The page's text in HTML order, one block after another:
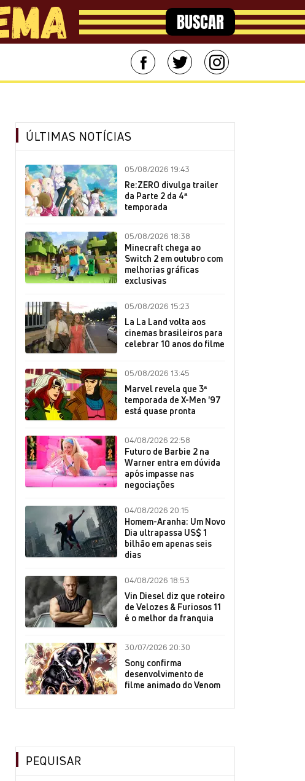
BUSCAR
ÚLTIMAS NOTÍCIAS
05/08/2026 19:43
Re:ZERO divulga trailer
da Parte 2 da 4ª
temporada
05/08/2026 18:38
Minecraft chega ao
Switch 2 em outubro com
melhorias gráficas
exclusivas
05/08/2026 15:23
La La Land volta aos
cinemas brasileiros para
celebrar 10 anos do filme
05/08/2026 13:45
Marvel revela que 3ª
temporada de X-Men '97
está quase pronta
04/08/2026 22:58
Futuro de Barbie 2 na
Warner entra em dúvida
após impasse nas
negociações
04/08/2026 20:15
Homem-Aranha: Um Novo
Dia ultrapassa US$ 1
bilhão em apenas seis
dias
04/08/2026 18:53
Vin Diesel diz que roteiro
de Velozes & Furiosos 11
é o melhor da franquia
30/07/2026 20:30
Sony confirma
desenvolvimento de
filme animado do Venom
PEQUISAR